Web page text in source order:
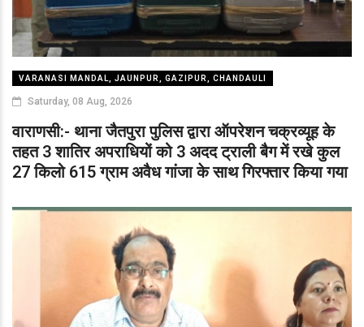
VARANASI MANDAL, JAUNPUR, GAZIPUR, CHANDAULI
Saturday, 08 Aug, 2026
वाराणसी:- थाना जैतपुरा पुलिस द्वारा ऑपरेशन चक्रव्यूह के
तहत 3 शातिर अपराधियों को 3 अदद ट्राली बैग में रखे कुल
27 किलो 615 ग्राम अवैध गांजा के साथ गिरफ्तार किया गया